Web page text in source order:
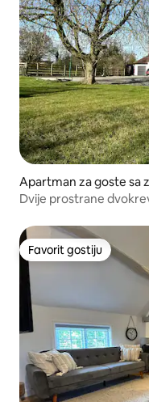
Apartman za goste sa
stu Kirkby Mallory
Dvije prostrane
Favorit gostiju
Favorit gostiju